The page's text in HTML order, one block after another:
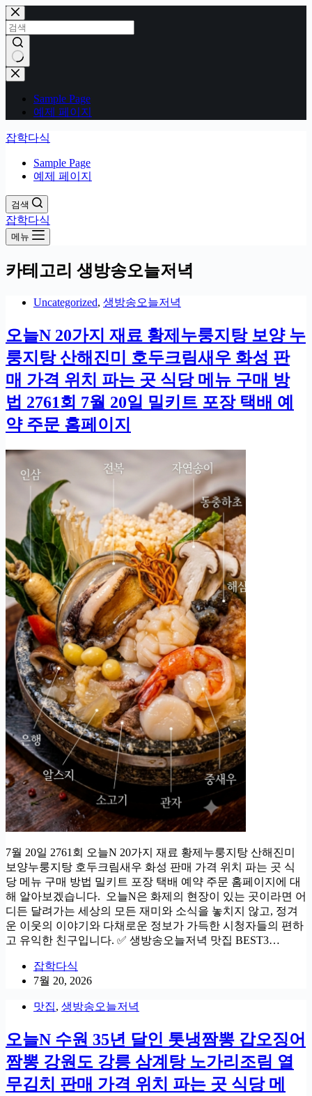
본
문
으
로
건
너
결
Sample Page
예제 페이지
잡학다식
Sample Page
예제 페이지
검색
잡학다식
메뉴
카테고리 생방송오늘저녁
Uncategorized, 생방송오늘저녁
오늘N 20가지 재료 황제누룽지탕 보양 누
룽지탕 산해진미 호두크림새우 화성 판
매 가격 위치 파는 곳 식당 메뉴 구매 방
법 2761회 7월 20일 밀키트 포장 택배 예
약 주문 홈페이지
7월 20일 2761회 오늘N 20가지 재료 황제누룽지탕 산해진미
보양누룽지탕 호두크림새우 화성 판매 가격 위치 파는 곳 식
당 메뉴 구매 방법 밀키트 포장 택배 예약 주문 홈페이지에 대
해 알아보겠습니다. 오늘N은 화제의 현장이 있는 곳이라면 어
디든 달려가는 세상의 모든 재미와 소식을 놓치지 않고, 정겨
운 이웃의 이야기와 다채로운 정보가 가득한 시청자들의 편하
고 유익한 친구입니다. ✅ 생방송오늘저녁 맛집 BEST3…
잡학다식
7월 20, 2026
맛집, 생방송오늘저녁
오늘N 수원 35년 달인 톳냉짬뽕 갑오징어
짬뽕 강원도 강릉 삼계탕 노가리조림 열
무김치 판매 가격 위치 파는 곳 식당 메